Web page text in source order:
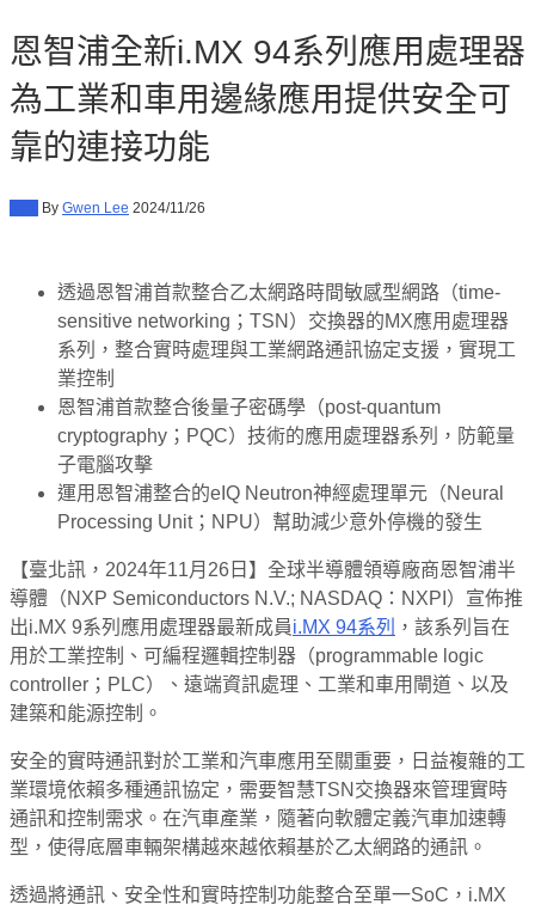
恩智浦全新i.MX 94系列應用處理器
為工業和車用邊緣應用提供安全可
靠的連接功能
By Gwen Lee 2024/11/26
透過恩智浦首款整合乙太網路時間敏感型網路（time-
sensitive networking；TSN）交換器的MX應用處理器
系列，整合實時處理與工業網路通訊協定支援，實現工
業控制
恩智浦首款整合後量子密碼學（post-quantum
cryptography；PQC）技術的應用處理器系列，防範量
子電腦攻擊
運用恩智浦整合的eIQ Neutron神經處理單元（Neural
Processing Unit；NPU）幫助減少意外停機的發生
【臺北訊，2024年11月26日】全球半導體領導廠商恩智浦半
導體（NXP Semiconductors N.V.; NASDAQ：NXPI）宣佈推
出i.MX 9系列應用處理器最新成員i.MX 94系列
，該系列旨在
用於工業控制、可編程邏輯控制器（programmable logic
controller；PLC）、遠端資訊處理、工業和車用閘道、以及
建築和能源控制。
安全的實時通訊對於工業和汽車應用至關重要，日益複雜的工
業環境依賴多種通訊協定，需要智慧TSN交換器來管理實時
通訊和控制需求。在汽車產業，隨著向軟體定義汽車加速轉
型，使得底層車輛架構越來越依賴基於乙太網路的通訊。
透過將通訊、安全性和實時控制功能整合至單一SoC，i.MX